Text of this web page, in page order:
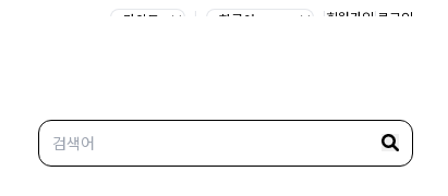
| |회원가입|로그인